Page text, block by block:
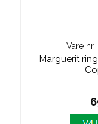
Vare
Marguerit